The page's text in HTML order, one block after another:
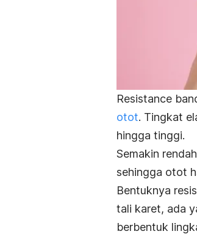
Resistance
otot. Tingkat
hingga tinggi.
Semakin
sehingga otot
Bentuknya
tali karet, ada
berbentuk